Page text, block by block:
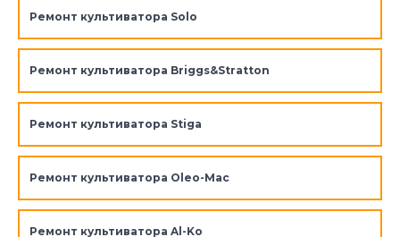
Ремонт культиватора Solo
Ремонт культиватора Briggs&Stratton
Ремонт культиватора Stiga
Ремонт культиватора Oleo-Mac
Ремонт культиватора Al-Ko